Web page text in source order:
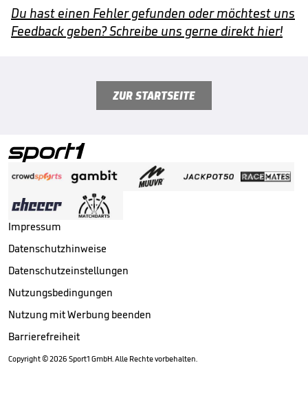
Du hast einen Fehler gefunden oder möchtest uns
Feedback geben? Schreibe uns gerne direkt hier!
ZUR STARTSEITE
Impressum
Datenschutzhinweise
Datenschutzeinstellungen
Nutzungsbedingungen
Nutzung mit Werbung beenden
Barrierefreiheit
Copyright ©2026 Sport1 GmbH. Alle Rechte vorbehalten.